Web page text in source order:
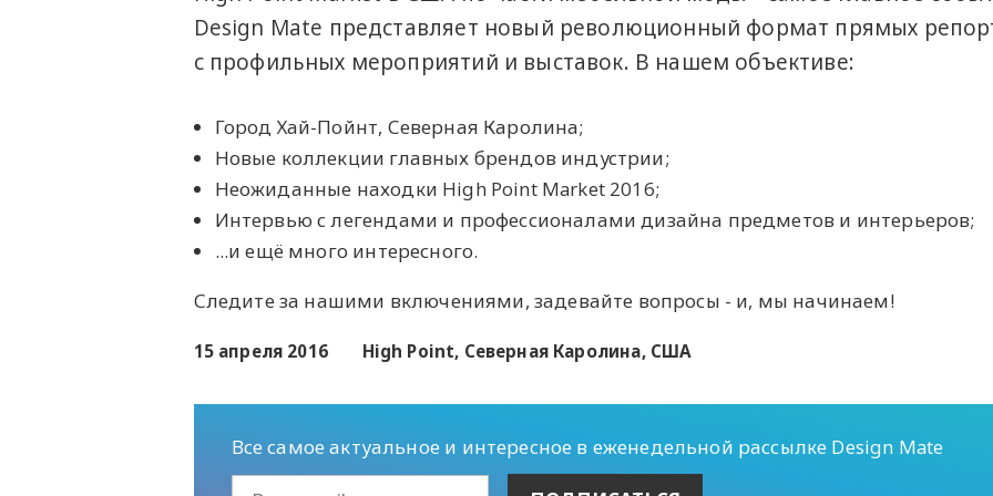
Design Mate представляет новый революционный формат прямых
с профильных мероприятий и выставок. В нашем объективе:
Город Хай-Пойнт, Северная Каролина;
Новые коллекции главных брендов индустрии;
Неожиданные находки High Point Market 2016;
Интервью с легендами и профессионалами дизайна предметов и интерьеров;
...и ещё много интересного.
Следите за нашими включениями, задевайте вопросы - и, мы начинаем!
15 апреля 2016 High Point, Северная Каролина, США
Все самое актуальное и интересное в еженедельной рассылке Design Mate